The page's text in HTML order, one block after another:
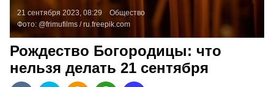
21 сентября 2023, 08:29
Общество
Фото: @frimufilms /ru.freepik.com
Рождество Богородицы: что
нельзя делать 21 сентября